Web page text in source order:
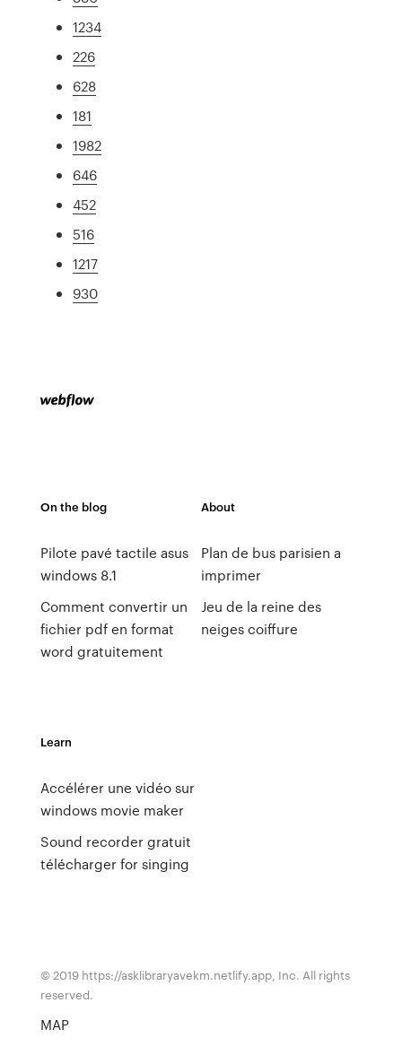
1234
226
628
181
1982
646
452
516
1217
930
On the blog
Pilote pavé tactile asus
windows 8.1
Comment convertir un
fichier pdf en format
word gratuitement
About
Plan de bus parisien a
imprimer
Jeu de la reine des
neiges coiffure
Learn
Accélérer une vidéo sur
windows movie maker
Sound recorder gratuit
télécharger for singing
© 2019 https://asklibraryavekm.netlify.app, Inc. All rights
reserved.
MAP